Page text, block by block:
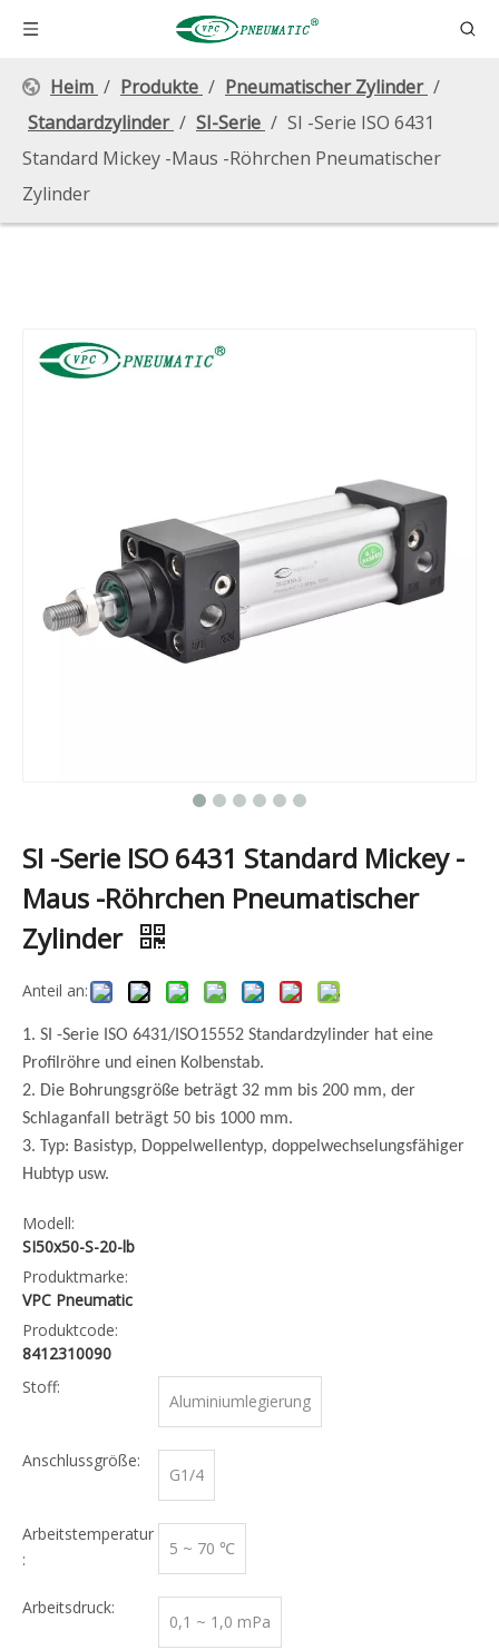
Heim / Produkte / Pneumatischer Zylinder /
Standardzylinder / SI-Serie / SI -Serie ISO 6431
Standard Mickey -Maus -Röhrchen Pneumatischer
Zylinder
SI -Serie ISO 6431 Standard Mickey -
Maus -Röhrchen Pneumatischer
Zylinder
Anteil an:
1. SI -Serie ISO 6431/ISO15552 Standardzylinder hat eine
Profilröhre und einen Kolbenstab.
2. Die Bohrungsgröße beträgt 32 mm bis 200 mm, der
Schlaganfall beträgt 50 bis 1000 mm.
3. Typ: Basistyp, Doppelwellentyp, doppelwechselungsfähiger
Hubtyp usw.
Modell:
SI50x50-S-20-lb
Produktmarke:
VPC Pneumatic
Produktcode:
8412310090
Stoff:
Aluminiumlegierung
Anschlussgröße:
G1/4
Arbeitstemperatur
:
5 ~ 70 ℃
Arbeitsdruck:
0,1 ~ 1,0 mPa